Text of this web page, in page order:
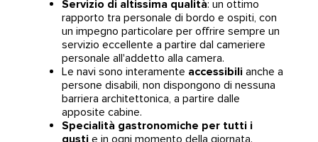
Servizio di altissima qualità: un ottimo
rapporto tra personale di bordo e ospiti, con
un impegno particolare per offrire sempre un
servizio eccellente a partire dal cameriere
personale all'addetto alla camera.
Le navi sono interamente accessibili anche a
persone disabili, non dispongono di nessuna
barriera architettonica, a partire dalle
apposite cabine.
Specialità gastronomiche per tutti i